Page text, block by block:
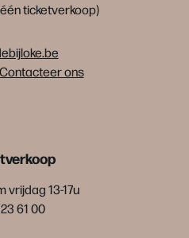
ticketverkoop)
Contacteer ons
vrijdag 13-17u
61 00